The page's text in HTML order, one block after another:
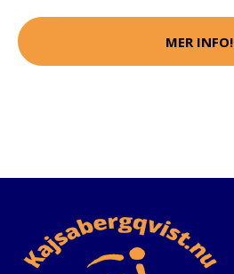
MER INFO!